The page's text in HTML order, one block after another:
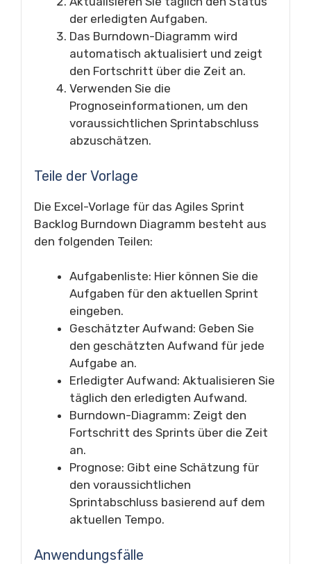
der erledigten Aufgaben.
Das Burndown-Diagramm wird
automatisch aktualisiert und zeigt
den Fortschritt über die Zeit an.
Verwenden Sie die
Prognoseinformationen, um den
voraussichtlichen Sprintabschluss
abzuschätzen.
Teile der Vorlage
Die Excel-Vorlage für das Agiles Sprint
Backlog Burndown Diagramm besteht aus
den folgenden Teilen:
Aufgabenliste: Hier können Sie die
Aufgaben für den aktuellen Sprint
eingeben.
Geschätzter Aufwand: Geben Sie
den geschätzten Aufwand für jede
Aufgabe an.
Erledigter Aufwand: Aktualisieren Sie
täglich den erledigten Aufwand.
Burndown-Diagramm: Zeigt den
Fortschritt des Sprints über die Zeit
an.
Prognose: Gibt eine Schätzung für
den voraussichtlichen
Sprintabschluss basierend auf dem
aktuellen Tempo.
Anwendungsfälle